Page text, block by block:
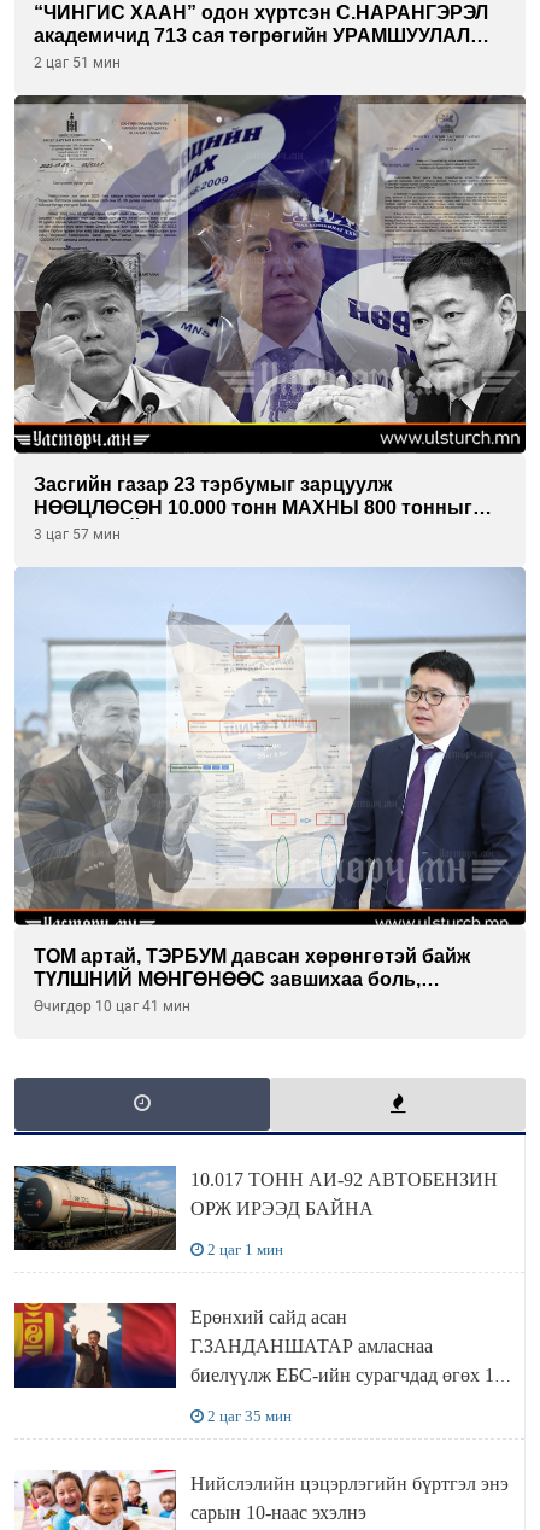
“ЧИНГИС ХААН” одон хүртсэн С.НАРАНГЭРЭЛ
академичид 713 сая төгрөгийн УРАМШУУЛАЛ
олгожээ
2 цаг 51 мин
Засгийн газар 23 тэрбумыг зарцуулж
НӨӨЦЛӨСӨН 10.000 тонн МАХНЫ 800 тонныг
ХЭН ХУЛГЙАЛСАН бэ...
3 цаг 57 мин
ТОМ артай, ТЭРБУМ давсан хөрөнгөтэй байж
ТҮЛШНИЙ МӨНГӨНӨӨС завшихаа боль,
Ц.ЭРДЭНЭБАЯР захирал аа!!
Өчигдөр 10 цаг 41 мин
10.017 ТОНН АИ-92 АВТОБЕНЗИН
ОРЖ ИРЭЭД БАЙНА
2 цаг 1 мин
Ерөнхий сайд асан
Г.ЗАНДАНШАТАР амласнаа
биелүүлж ЕБС-ийн сурагчдад өгөх 10.
2 цаг 35 мин
Нийслэлийн цэцэрлэгийн бүртгэл энэ
сарын 10-наас эхэлнэ